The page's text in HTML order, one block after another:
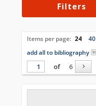
Filters
Items per page: 24 40
add all to bibliography
of
6